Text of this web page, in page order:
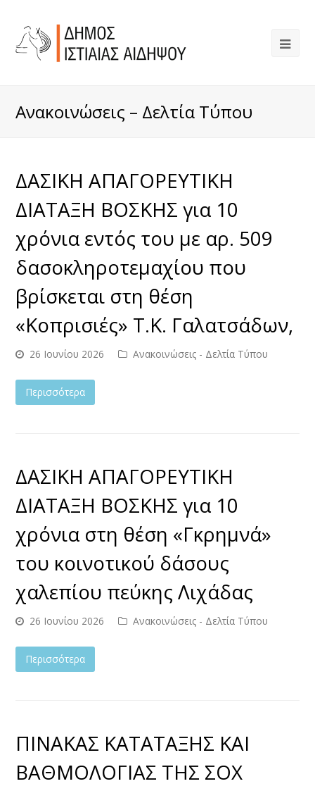
Ανακοινώσεις – Δελτία Τύπου
ΔΑΣΙΚΗ ΑΠΑΓΟΡΕΥΤΙΚΗ
ΔΙΑΤΑΞΗ ΒΟΣΚΗΣ για 10
χρόνια εντός του με αρ. 509
δασοκληροτεμαχίου που
βρίσκεται στη θέση
«Κοπρισιές» Τ.Κ. Γαλατσάδων,
26 Ιουνίου 2026 Ανακοινώσεις - Δελτία Τύπου
Περισσότερα
ΔΑΣΙΚΗ ΑΠΑΓΟΡΕΥΤΙΚΗ
ΔΙΑΤΑΞΗ ΒΟΣΚΗΣ για 10
χρόνια στη θέση «Γκρημνά»
του κοινοτικού δάσους
χαλεπίου πεύκης Λιχάδας
26 Ιουνίου 2026 Ανακοινώσεις - Δελτία Τύπου
Περισσότερα
ΠΙΝΑΚΑΣ ΚΑΤΑΤΑΞΗΣ ΚΑΙ
ΒΑΘΜΟΛΟΓΙΑΣ ΤΗΣ ΣΟΧ